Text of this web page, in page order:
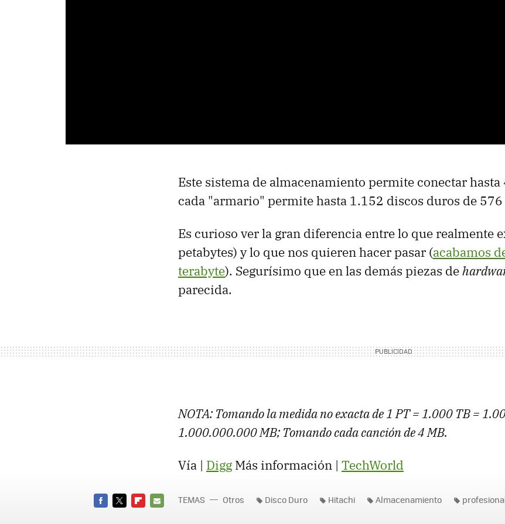
Este sistema de almacenamiento permite conectar
cada "armario" permite hasta 1.152 discos duros de 576
Es curioso ver la gran diferencia entre lo que realmente
petabytes) y lo que nos quieren hacer pasar (acabamos
terabyte). Segurísimo que en las demás piezas de
parecida.
NOTA: Tomando la medida no exacta de 1 PT = 1.000 TB =
1.000.000.000 MB; Tomando cada canción de 4 MB.
Vía | Digg Más información | TechWorld
TEMAS Otros Disco Duro Hitachi Almacenamiento